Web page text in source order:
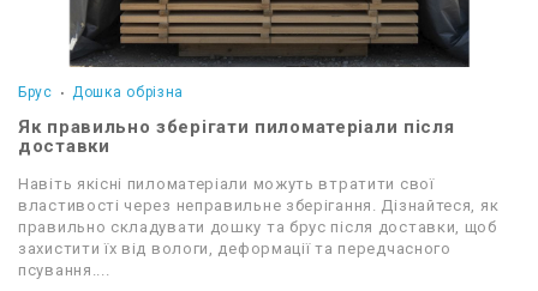
Брус Дошка обрізна
Як правильно зберігати пиломатеріали після
доставки
Навіть якісні пиломатеріали можуть втратити свої
властивості через неправильне зберігання. Дізнайтеся, як
правильно складувати дошку та брус після доставки, щоб
захистити їх від вологи, деформації та передчасного
псування....